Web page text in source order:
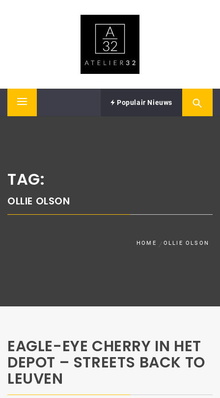
Primary
Populair Nieuws
TAG:
OLLIE OLSON
HOME OLLIE OLSON
EAGLE-EYE CHERRY IN HET
DEPOT – STREETS BACK TO
LEUVEN